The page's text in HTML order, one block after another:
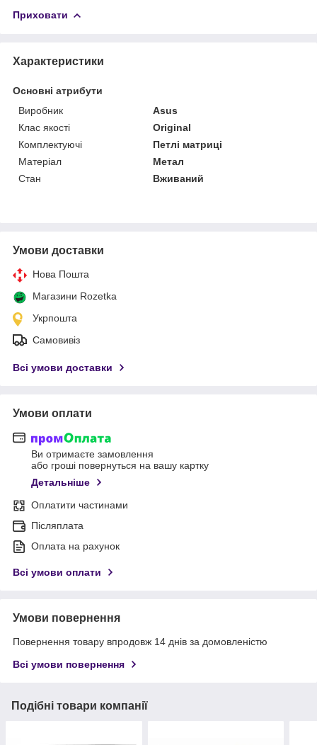
Приховати
Характеристики
Основні атрибути
Виробник
Asus
Клас якості
Original
Комплектуючі
Петлі матриці
Матеріал
Метал
Стан
Вживаний
Умови доставки
Нова Пошта
Магазини Rozetka
Укрпошта
Самовивіз
Всі умови доставки
Умови оплати
Ви отримаєте замовлення
або гроші повернуться на вашу картку
Детальніше
Оплатити частинами
Післяплата
Оплата на рахунок
Всі умови оплати
Умови повернення
Повернення товару впродовж 14 днів за домовленістю
Всі умови повернення
Подібні товари компанії